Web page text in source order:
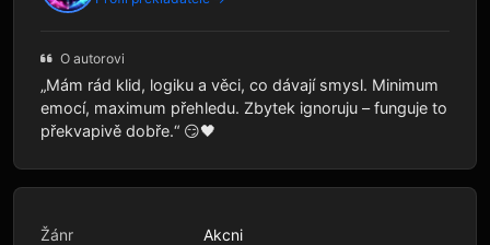
O autorovi
„Mám rád klid, logiku a věci, co dávají smysl. Minimum
emocí, maximum přehledu. Zbytek ignoruju – funguje to
překvapivě dobře.“ 😏🖤
Žánr
Akcni